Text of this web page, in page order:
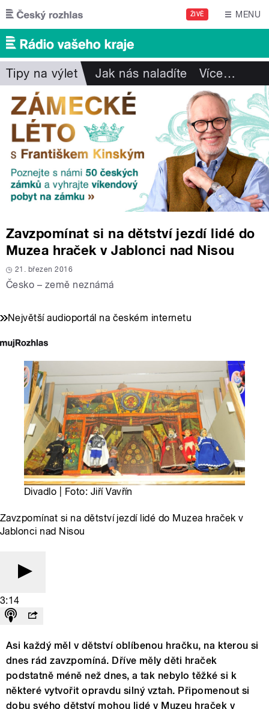
Přejít k hlavnímu obsahu
ŽIVĚ MENU
Tipy na výlet Jak nás naladíte Více…
Zavzpomínat si na dětství jezdí lidé do
Muzea hraček v Jablonci nad Nisou
21. březen 2016
Česko – země neznámá
Největší audioportál na českém internetu
Divadlo | Foto: Jiří Vavřín
Zavzpomínat si na dětství jezdí lidé do Muzea hraček v
Jablonci nad Nisou
3:14
Asi každý měl v dětství oblíbenou hračku, na kterou si
dnes rád zavzpomíná. Dříve měly děti hraček
podstatně méně než dnes, a tak nebylo těžké si k
některé vytvořit opravdu silný vztah. Připomenout si
dobu svého dětství mohou lidé v Muzeu hraček v